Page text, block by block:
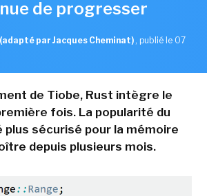
de progresser
par Jacques Cheminat) , publié le 07
de Tiobe, Rust intègre le
fois. La popularité du
sécurisé pour la mémoire
depuis plusieurs mois.